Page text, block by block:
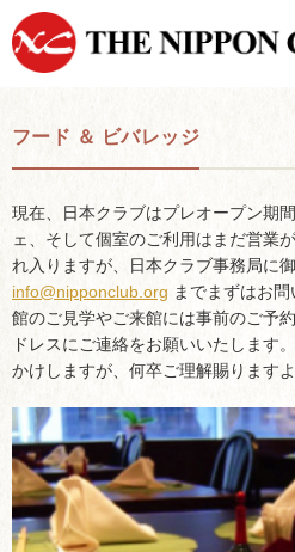
フード ＆ ビバレッジ
現在、日本クラブはプレオープン期
ェ、そして個室のご利用はまだ営業
れ入りますが、日本クラブ事務局に
info@nipponclub.org までまずはお
館のご見学やご来館には事前のご予
ドレスにご連絡をお願いいたします
かけしますが、何卒ご理解賜ります
JAPANESE
日本クラブメンバーログイン
はじめてご利用の